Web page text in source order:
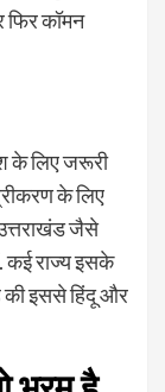
फिर कॉमन
के लिए जरूरी
के लिए
जैसे
कई राज्य इसके
की इससे हिंदू और